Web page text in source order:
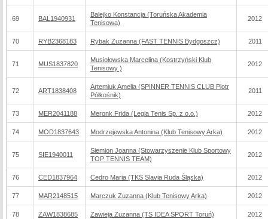
69 BAL1940931
Balejko Konstancja (Toruńska Akademia
Tenisowa)
2012
70 RYB2368183 Rybak Zuzanna (FAST TENNIS Bydgoszcz) 2011
71 MUS1837820
Musiołowska Marcelina (Kostrzyński Klub
Tenisowy )
2012
72 ART1838408
Artemiuk Amelia (SPINNER TENNIS CLUB Piotr
Półkośnik)
2011
73 MER2041188 Meronk Frida (Legia Tenis Sp. z o.o.) 2012
74 MOD1837643 Modrzejewska Antonina (Klub Tenisowy Arka) 2012
75 SIE1940011
Siemion Joanna (Stowarzyszenie Klub Sportowy
TOP TENNIS TEAM)
2012
76 CED1837964 Cedro Maria (TKS Slavia Ruda Śląska) 2012
77 MAR2148515 Marczuk Zuzanna (Klub Tenisowy Arka) 2012
78 ZAW1838685 Zawieja Zuzanna (TS IDEA SPORT Toruń) 2012